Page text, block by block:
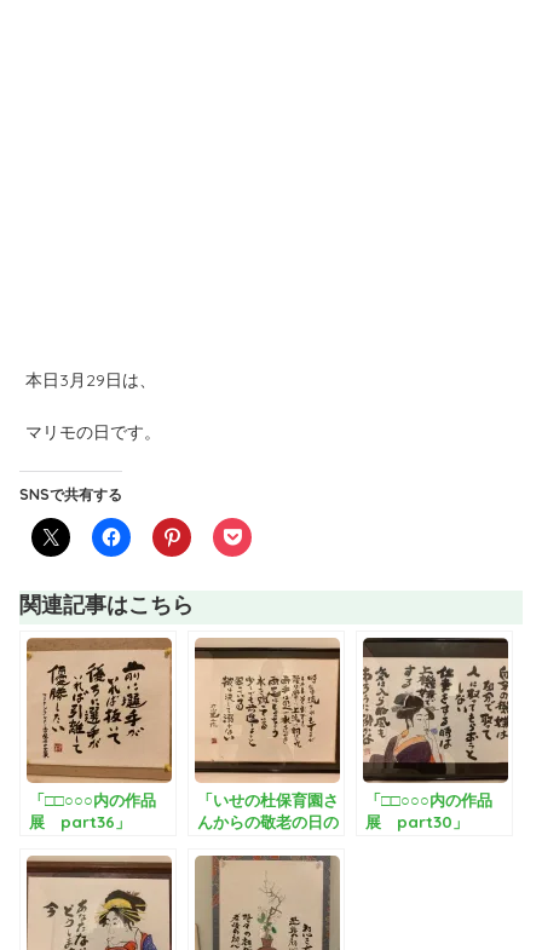
本日3月29日は、
マリモの日です。
SNSで共有する
関連記事はこちら
「□□○○○内の作品
展 part36」
「いせの杜保育園さ
んからの敬老の日の
内の作品展
part34」
「□□○○○内の作品
展 part30」